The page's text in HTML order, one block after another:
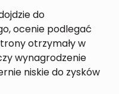
do
ocenie podlegać
otrzymały w
wynagrodzenie
niskie do zysków